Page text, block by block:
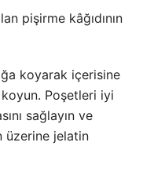
pişirme kâğıdının
koyarak içerisine
Poşetleri iyi
sağlayın ve
üzerine jelatin